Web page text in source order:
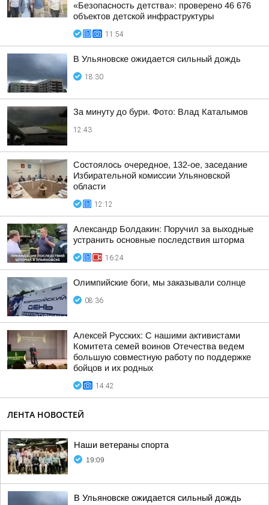
«Безопасность детства»: проверено 46 676
объектов детской инфраструктуры
11:54
В Ульяновске ожидается сильный дождь
18:30
За минуту до бури. Фото: Влад Каталымов
12:43
Состоялось очередное, 132-ое, заседание
Избирательной комиссии Ульяновской
области
12:12
Александр Болдакин: Поручил за выходные
устранить основные последствия шторма
16:24
Олимпийские боги, мы заказывали солнце
08:36
Алексей Русских: С нашими активистами
Комитета семей воинов Отечества ведем
большую совместную работу по поддержке
бойцов и их родных
14:42
ЛЕНТА НОВОСТЕЙ
Наши ветераны спорта
19:09
В Ульяновске ожидается сильный дождь